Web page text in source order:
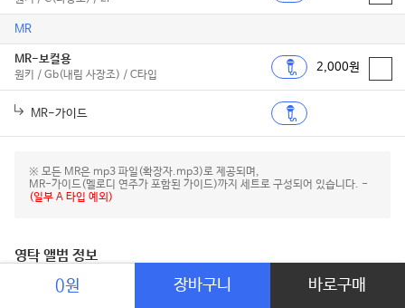
MR
MR-보컬용
원키 / Gb(내림 사장조) / C타입
2,000원
MR-가이드
※ 모든 MR은 mp3 파일(확장자.mp3)로 제공되며,
MR-가이드(멜로디 연주가 포함된 가이드)까지 세트로 구성되어 있습니다. -
(일부 A 타입 예외)
영탁 앨범 정보
0원 장바구니 바로구매